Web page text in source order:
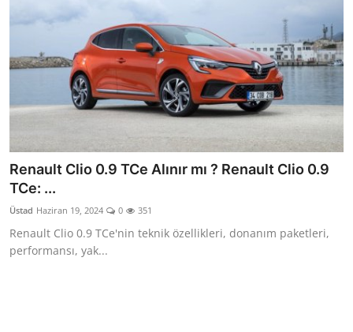
Renault Clio 0.9 TCe Alınır mı ? Renault Clio 0.9
TCe: ...
Üstad Haziran 19, 2024 0 351
Renault Clio 0.9 TCe'nin teknik özellikleri, donanım paketleri,
performansı, yak...